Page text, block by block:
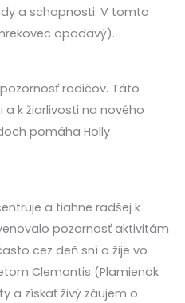
a schopnosti. V tomto
opadavý).
rodičov. Táto
k žiarlivosti na nového
pomáha Holly
a tiahne radšej k
pozornosť aktivitám
cez deň sní a žije vo
Clemantis (Plamienok
a získať živý záujem o